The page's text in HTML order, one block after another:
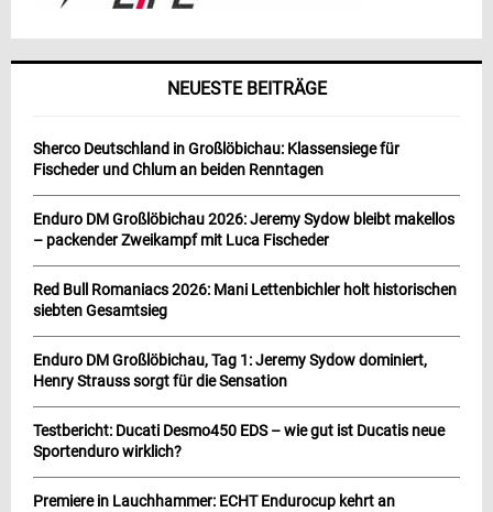
NEUESTE BEITRÄGE
Sherco Deutschland in Großlöbichau: Klassensiege für
Fischeder und Chlum an beiden Renntagen
Enduro DM Großlöbichau 2026: Jeremy Sydow bleibt makellos
– packender Zweikampf mit Luca Fischeder
Red Bull Romaniacs 2026: Mani Lettenbichler holt historischen
siebten Gesamtsieg
Enduro DM Großlöbichau, Tag 1: Jeremy Sydow dominiert,
Henry Strauss sorgt für die Sensation
Testbericht: Ducati Desmo450 EDS – wie gut ist Ducatis neue
Sportenduro wirklich?
Premiere in Lauchhammer: ECHT Endurocup kehrt an